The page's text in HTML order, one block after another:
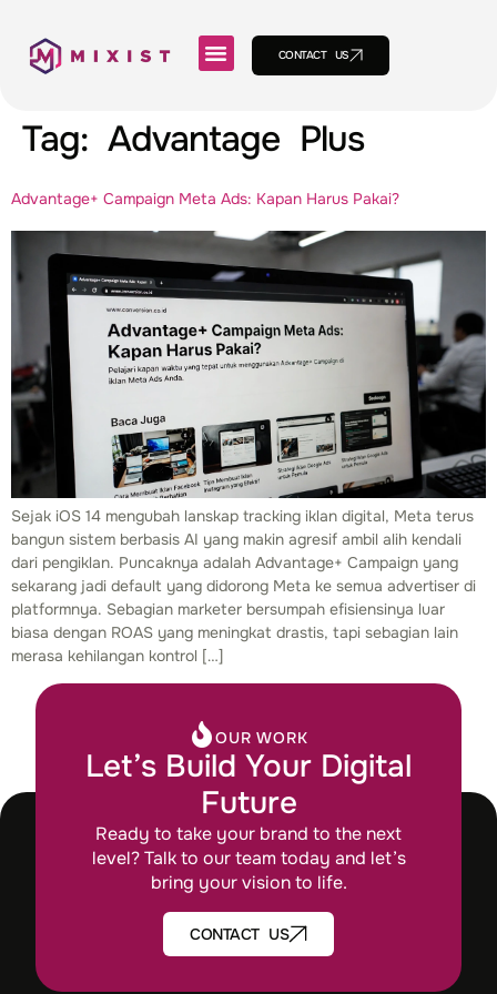
CONTACT US
Tag: Advantage Plus
Advantage+ Campaign Meta Ads: Kapan Harus Pakai?
Sejak iOS 14 mengubah lanskap tracking iklan digital, Meta terus
bangun sistem berbasis AI yang makin agresif ambil alih kendali
dari pengiklan. Puncaknya adalah Advantage+ Campaign yang
sekarang jadi default yang didorong Meta ke semua advertiser di
platformnya. Sebagian marketer bersumpah efisiensinya luar
biasa dengan ROAS yang meningkat drastis, tapi sebagian lain
merasa kehilangan kontrol […]
OUR WORK
Let’s Build Your Digital
Future
Ready to take your brand to the next
level? Talk to our team today and let’s
bring your vision to life.
CONTACT US